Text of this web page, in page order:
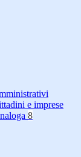
e imprese
8